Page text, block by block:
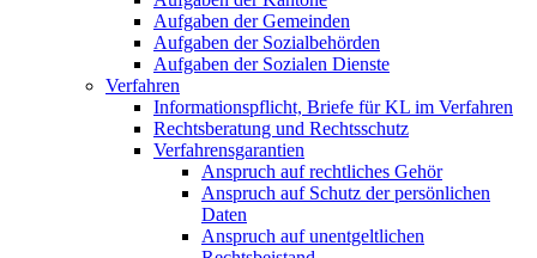
Aufgaben der Gemeinden
Aufgaben der Sozialbehörden
Aufgaben der Sozialen Dienste
Verfahren
Informationspflicht, Briefe für KL im Verfahren
Rechtsberatung und Rechtsschutz
Verfahrensgarantien
Anspruch auf rechtliches Gehör
Anspruch auf Schutz der persönlichen
Daten
Anspruch auf unentgeltlichen